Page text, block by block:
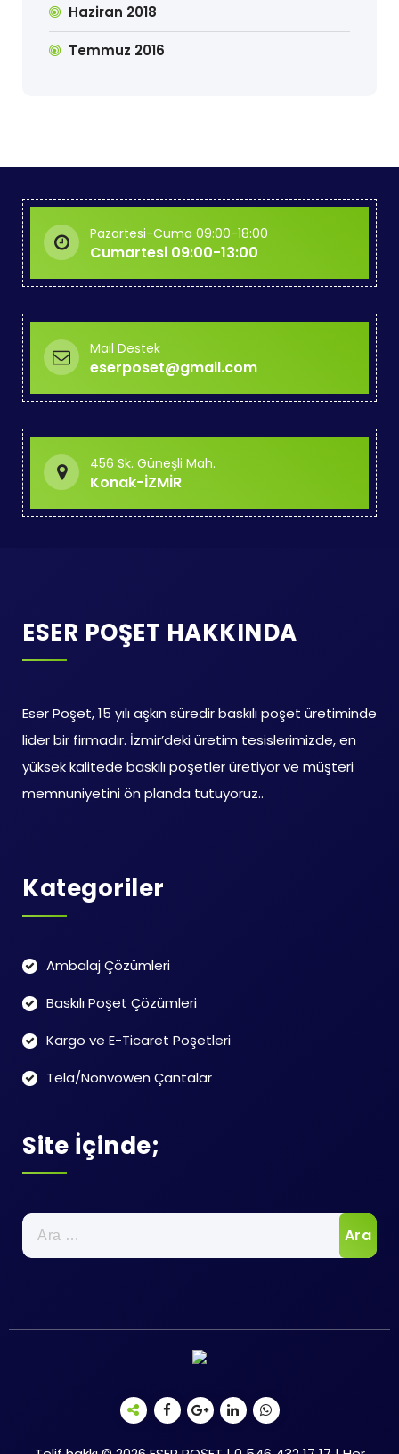
Haziran 2018
Temmuz 2016
Pazartesi-Cuma 09:00-18:00
Cumartesi 09:00-13:00
Mail Destek
eserposet@gmail.com
456 Sk. Güneşli Mah.
Konak-İZMİR
ESER POŞET HAKKINDA
Eser Poşet, 15 yılı aşkın süredir baskılı poşet üretiminde
lider bir firmadır. İzmir’deki üretim tesislerimizde, en
yüksek kalitede baskılı poşetler üretiyor ve müşteri
memnuniyetini ön planda tutuyoruz..
Kategoriler
Ambalaj Çözümleri
Baskılı Poşet Çözümleri
Kargo ve E-Ticaret Poşetleri
Tela/Nonvowen Çantalar
Site İçinde;
Arama: